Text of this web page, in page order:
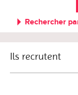
Rechercher
Ils recrutent